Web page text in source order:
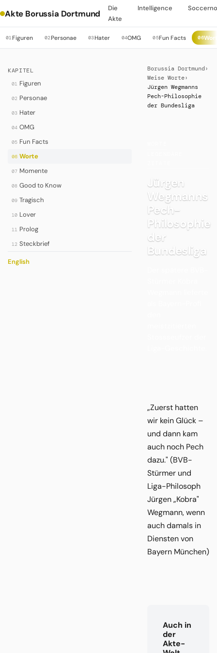
Akte Borussia Dortmund
Die
Akte
Intelligence
01Figuren 02Personae 03Hater 04OMG 05Fun Facts 06
KAPITEL
01 Figuren
02 Personae
03 Hater
04 OMG
05 Fun Facts
06 Worte
07 Momente
08 Good to Know
09 Tragisch
10 Lover
11 Prolog
12 Steckbrief
English
Borussia Dortmund›
Weise Worte›
Jürgen Wegmanns
Pech-Philosophie
der Bundesliga
Jürgen
Wegmanns
Pech-
Philosophie
der
Bundesliga
„Zuerst hatten
wir kein Glück –
und dann kam
auch noch Pech
dazu." (BVB-
Stürmer und
Liga-Philosoph
Jürgen „Kobra"
Wegmann, wenn
auch damals in
Diensten von
Bayern München)
Auch in
der
Akte-